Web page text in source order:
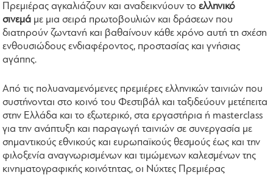
Πρεμιέρας αγκαλιάζουν και αναδεικνύουν τοελληνικό
σινεμά με μια σειρά πρωτοβουλιών και δράσεων που
διατηρούν ζωντανή και βαθαίνουν κάθε χρόνο αυτή τη σχέση
ενθουσιώδους ενδιαφέροντος, προστασίας και γνήσιας
αγάπης.
Από τις πολυαναμενόμενες πρεμιέρες ελληνικών ταινιών που
συστήνονται στο κοινό του Φεστιβάλ και ταξιδεύουν μετέπειτα
στην Ελλάδα και το εξωτερικό, στα εργαστήρια ή masterclass
για την ανάπτυξη και παραγωγή ταινιών σε συνεργασία με
σημαντικούς εθνικούς και ευρωπαϊκούς θεσμούς έως και την
φιλοξενία αναγνωρισμένων και τιμώμενων καλεσμένων της
κινηματογραφικής κοινότητας, οι Νύχτες Πρεμιέρας